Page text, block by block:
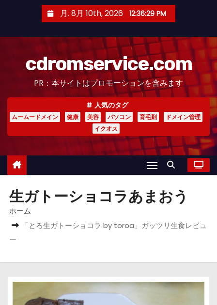
月. 8月 10th, 2026 12:36:30 PM
cdromservice.com
PR：本サイトはプロモーションを含みます
人気のタグ
ムームードメイン 健康 美容 パソコン 育毛剤
ドメイン管理
イクオス
生ガトーショコラあまおう
ホーム
「とろ生ガトーショコラ by toroa」ガッツリ生食レビュ
ー